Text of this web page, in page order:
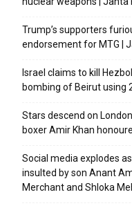
Trump’s supporters
endorsement for MTG |
Israel claims to kill
bombing of Beirut using
Stars descend on
boxer Amir Khan
Social media explodes
insulted by son Anant
Merchant and Shloka